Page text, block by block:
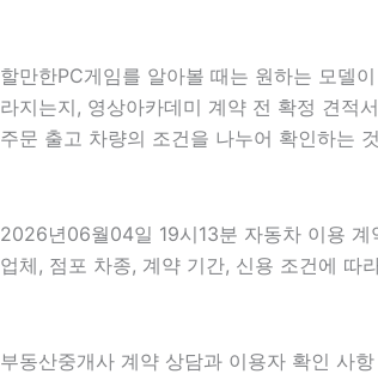
할만한PC게임를 알아볼 때는 원하는 모델
라지는지, 영상아카데미 계약 전 확정 견적
주문 출고 차량의 조건을 나누어 확인하는
2026년06월04일 19시13분 자동차 이용 계
업체, 점포 차종, 계약 기간, 신용 조건에
부동산중개사 계약 상담과 이용자 확인 사